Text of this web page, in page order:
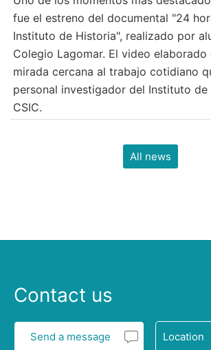
fue el estreno del documental "24
Instituto de Historia", realizado por
Colegio Lagomar. El video elaborado
mirada cercana al trabajo cotidiano
personal investigador del Instituto de
CSIC.
All news
Contact us
Send a message Location